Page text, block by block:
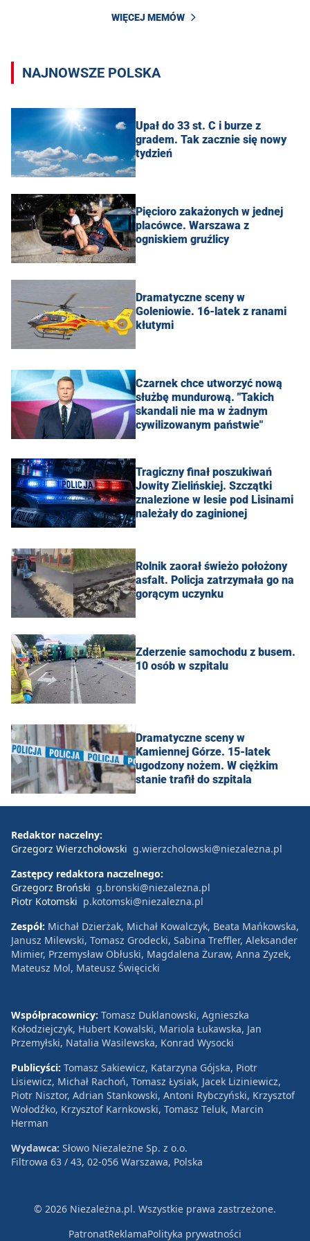
WIĘCEJ MEMÓW
NAJNOWSZE POLSKA
Upał do 33 st. C i burze z
gradem. Tak zacznie się nowy
tydzień
Pięcioro zakażonych w jednej
placówce. Warszawa z
ogniskiem gruźlicy
Dramatyczne sceny w
Goleniowie. 16-latek z ranami
kłutymi
Czarnek chce utworzyć nową
służbę mundurową. "Takich
skandali nie ma w żadnym
cywilizowanym państwie"
Tragiczny finał poszukiwań
Jowity Zielińskiej. Szczątki
znalezione w lesie pod Lisinami
należały do zaginionej
Rolnik zaorał świeżo położony
asfalt. Policja zatrzymała go na
gorącym uczynku
Zderzenie samochodu z busem.
10 osób w szpitalu
Dramatyczne sceny w
Kamiennej Górze. 15-latek
ugodzony nożem. W ciężkim
stanie trafił do szpitala
Redaktor naczelny:
Grzegorz Wierzchołowski g.wierzcholowski@niezalezna.pl
Zastępcy redaktora naczelnego:
Grzegorz Broński g.bronski@niezalezna.pl
Piotr Kotomski p.kotomski@niezalezna.pl
Zespół: Michał Dzierżak, Michał Kowalczyk, Beata Mańkowska,
Janusz Milewski, Tomasz Grodecki, Sabina Treffler, Aleksander
Mimier, Przemysław Obłuski, Magdalena Żuraw, Anna Zyzek,
Mateusz Mol, Mateusz Święcicki
Współpracownicy: Tomasz Duklanowski, Agnieszka
Kołodziejczyk, Hubert Kowalski, Mariola Łukawska, Jan
Przemyłski, Natalia Wasilewska, Konrad Wysocki
Publicyści: Tomasz Sakiewicz, Katarzyna Gójska, Piotr
Lisiewicz, Michał Rachoń, Tomasz Łysiak, Jacek Liziniewicz,
Piotr Nisztor, Adrian Stankowski, Antoni Rybczyński, Krzysztof
Wołodźko, Krzysztof Karnkowski, Tomasz Teluk, Marcin
Herman
Wydawca: Słowo Niezależne Sp. z o.o.
Filtrowa 63 / 43, 02-056 Warszawa, Polska
© 2026 Niezależna.pl. Wszystkie prawa zastrzeżone.
PatronatReklamaPolityka prywatności